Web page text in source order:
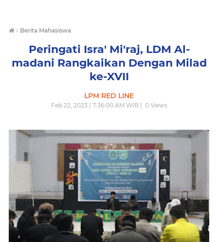
› Berita Mahasiswa
Peringati Isra' Mi'raj, LDM Al-
madani Rangkaikan Dengan Milad
ke-XVII
LPM RED LINE
Feb 22, 2023 | 7:36:00 AM WIB | 0Views